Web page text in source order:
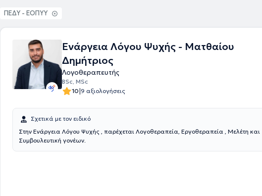
σεμινάριο με θέμα « ΑΥΤΙΣΜΟΣ» στο Πανεπιστήμιο Πατρών.
ΠΕΔΥ - ΕΟΠΥΥ
Ενάργεια Λόγου Ψυχής - Ματθαίου
Δημήτριος
Λογοθεραπευτής
BSc, MSc
10|9 αξιολογήσεις
Σχετικά με τον ειδικό
Στην Ενάργεια Λόγου Ψυχής , παρέχεται Λογοθεραπεία, Εργοθεραπεία , Μελέτη και
Συμβουλευτική γονέων.